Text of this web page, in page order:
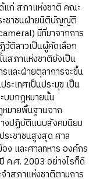
แก่ สภาแห่งชาติ คณะ
ะชาชนฝ่ายนิติบัญญัติ
มีที่มาจากการ
วัติลาวเป็นผู้คัดเลือก
สภาแห่งชาติยังเป็น
และฝ่ายตุลาการจะขึ้น
ะเทศเป็นประมุข เป็น
บบกฎหมายนั้น
หมายพื้นฐานจาก
งปฏิบัติแบบสังคมนิยม
ระชาชนสูงสุด ศาล
ง และศาลทหาร องค์กร
ค.ศ. 2003 อย่างไรก็ดี
สภาแห่งชาติตามการ